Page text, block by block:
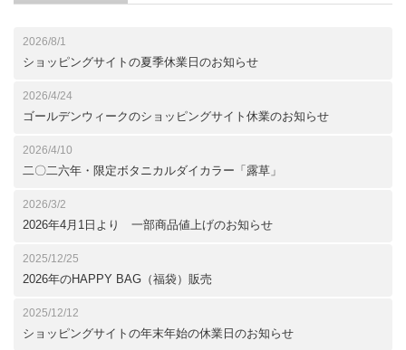
2026/8/1
ショッピングサイトの夏季休業日のお知らせ
2026/4/24
ゴールデンウィークのショッピングサイト休業のお知らせ
2026/4/10
二〇二六年・限定ボタニカルダイカラー「露草」
2026/3/2
2026年4月1日より 一部商品値上げのお知らせ
2025/12/25
2026年のHAPPY BAG（福袋）販売
2025/12/12
ショッピングサイトの年末年始の休業日のお知らせ